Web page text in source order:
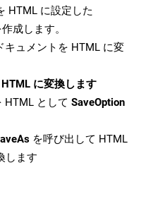
HTML に設定した
作成します。
キュメントを HTML に変
に変換します
HTML として SaveOption
を呼び出して HTML
します